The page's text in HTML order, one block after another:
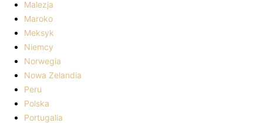
Malezja
Maroko
Meksyk
Niemcy
Norwegia
Nowa Zelandia
Peru
Polska
Portugalia